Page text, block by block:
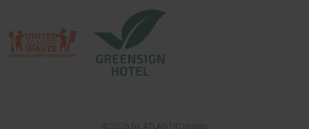
© 2026 by ATLANTIC Hotels